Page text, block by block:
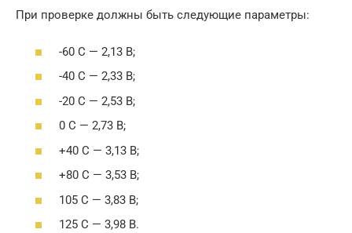
При проверке должны быть следующие параметры:
-60 С — 2,13 В;
-40 С — 2,33 В;
-20 С — 2,53 В;
0 С — 2,73 В;
+40 С — 3,13 В;
+80 С — 3,53 В;
105 С — 3,83 В;
125 С — 3,98 В.